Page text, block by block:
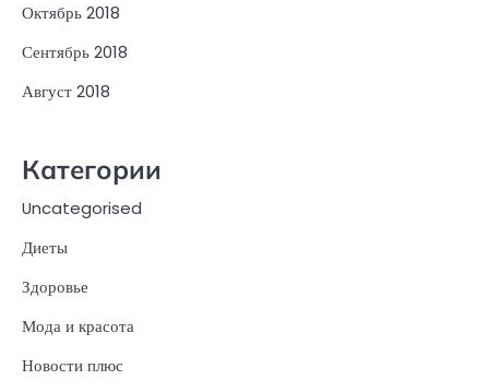
Октябрь 2018
Сентябрь 2018
Август 2018
Категории
Uncategorised
Диеты
Здоровье
Мода и красота
Новости плюс